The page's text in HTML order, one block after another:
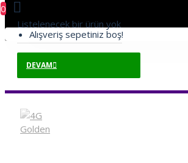
0
Alışveriş sepetiniz boş!
Listelenecek bir ürün yok
DEVAM